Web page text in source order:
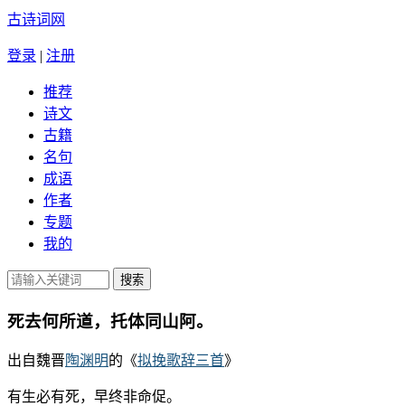
古诗词网
登录 | 注册
推荐
诗文
古籍
名句
成语
作者
专题
我的
死去何所道，托体同山阿。
出自魏晋陶渊明的《拟挽歌辞三首》
有生必有死，早终非命促。